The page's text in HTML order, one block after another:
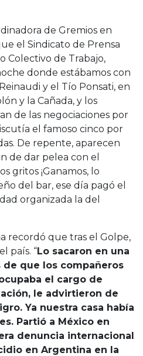
de Gremios en
el Sindicato de Prensa
Colectivo de Trabajo,
donde estábamos con
y el Tío Ponsati, en
y la Cañada, y los
de las negociaciones por
el famoso cinco por
De repente, aparecen
de dar pelea con el
gritos ¡Ganamos, lo
del bar, ese día pagó el
organizada la del
recordó que tras el Golpe,
país. “Lo sacaron en una
que los compañeros
el cargo de
le advirtieron de
Ya nuestra casa había
Partió a México en
denuncia internacional
en Argentina en la